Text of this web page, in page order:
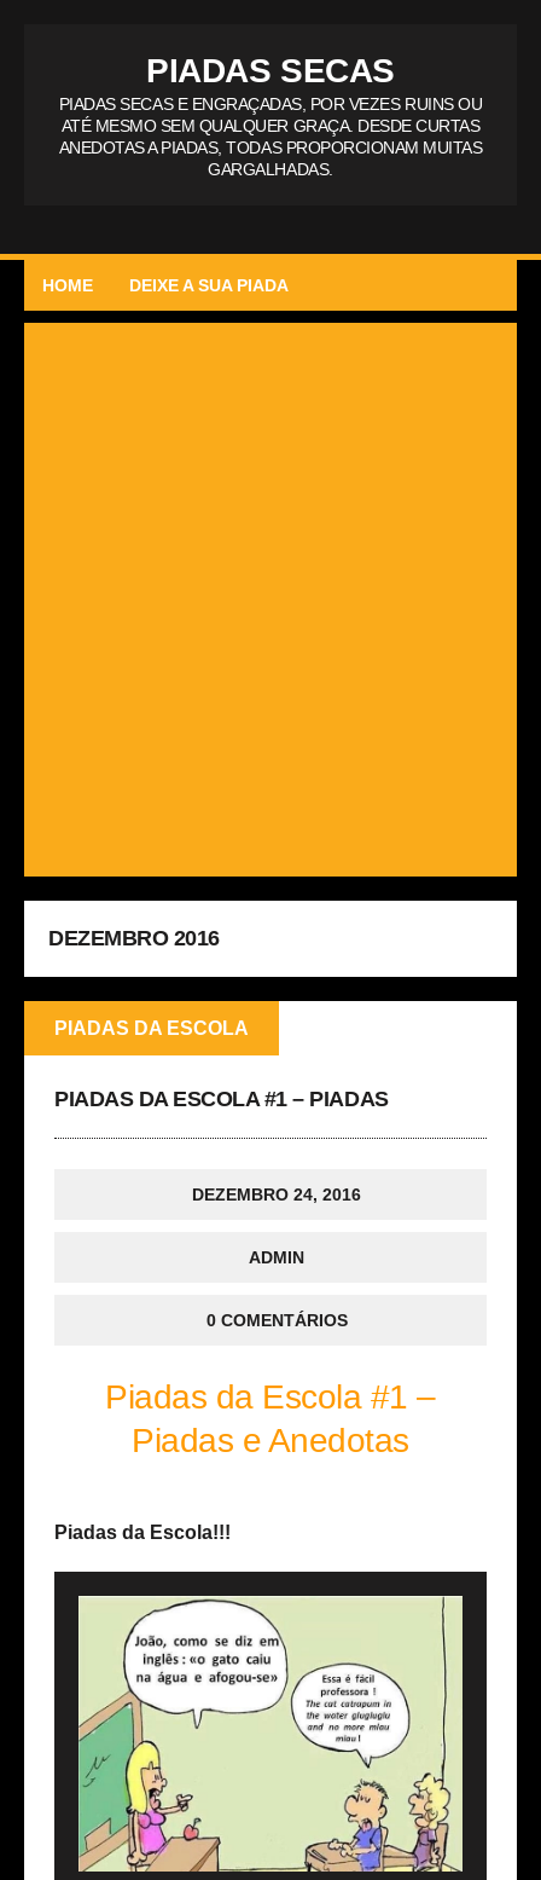
PIADAS SECAS
PIADAS SECAS E ENGRAÇADAS, POR VEZES RUINS OU
ATÉ MESMO SEM QUALQUER GRAÇA. DESDE CURTAS
ANEDOTAS A PIADAS, TODAS PROPORCIONAM MUITAS
GARGALHADAS.
HOME DEIXE A SUA PIADA
DEZEMBRO 2016
PIADAS DA ESCOLA
PIADAS DA ESCOLA #1 – PIADAS
DEZEMBRO 24, 2016
ADMIN
0 COMENTÁRIOS
Piadas da Escola #1 –
Piadas e Anedotas
Piadas da Escola!!!